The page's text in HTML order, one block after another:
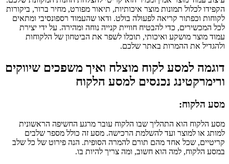
הקפידו לכלול תמונות מוצר איכותיות, תיאור מפורט, מחיר ברור, ביקורות
לקוחות וכפתור קריאה לפעולה בולט. ודאו שהעמוד רספונסיבי ומתאים
לכל המכשירים, כדי להבטיח חוויית קנייה נוחה ומהירה. על ידי יצירת
עמוד מוצר מושקע ואיכותי, תוכלו לשפר את הביטחון של הלקוחות
ולהגדיל את ההמרות באתר שלכם.
דוגמה למסע לקוח מוצלח ואיך משפכים שיווקים
ורימרקטינג נכנסים למסע הלקוח
מסע הלקוח:
מסע הלקוח הוא התהליך שבו הלקוח עובר מרגע החשיפה הראשונית
למותג או למוצר ועד להשלמת הרכישה. מסע זה כולל מספר שלבים
קריטיים, שכל אחד מהם תורם להמרה הסופית. הנה פירוט של כל שלב
במסע הלקוח, למה הוא חשוב, ומה צריך להיות בו.